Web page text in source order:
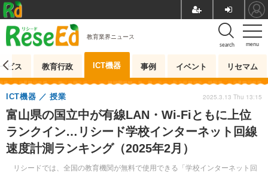
menu
search
教育業界ニュース
ビス 教育行政 ICT機器 事例 イベント リセマム
富山県の国立中が有線LAN・Wi-Fiともに上位
ランクイン…リシード学校インターネット回線
速度計測ランキング（2025年2月）
リシードでは、全国の教育機関が無料で使用できる「学校インターネット回
ICT機器 授業 2025.3.13 Thu 13:15